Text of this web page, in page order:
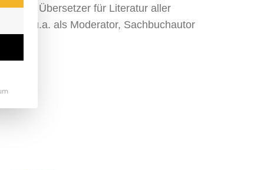
er als Übersetzer für Literatur aller
ist er u.a. als Moderator, Sachbuchautor